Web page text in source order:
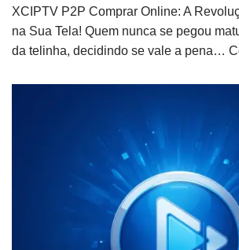
XCIPTV P2P Comprar Online: A
na Sua Tela! Quem nunca se pegou
da telinha, decidindo se vale a pena…